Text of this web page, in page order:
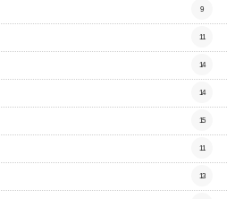
9
11
14
14
15
11
13